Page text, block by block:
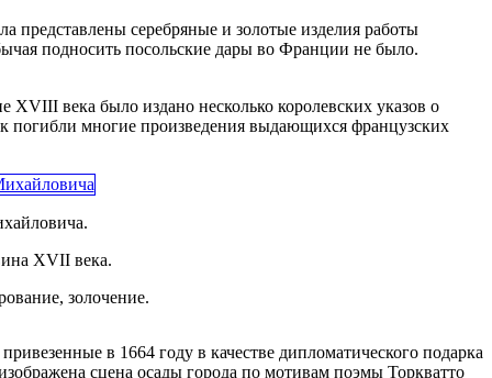
представлены серебряные и золотые изделия работы
подносить посольские дары во Франции не было.
века было издано несколько королевских указов о
погибли многие произведения выдающихся французских
XVII века.
золочение.
в 1664 году в качестве дипломатического подарка
сцена осады города по мотивам поэмы Торкватто